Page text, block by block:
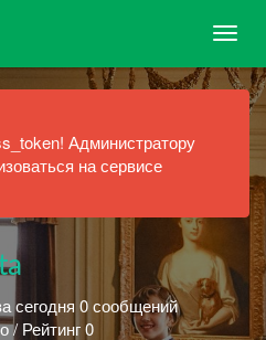
Администратору
на сервисе
сегодня 0 сообщений
/ Рейтинг 0